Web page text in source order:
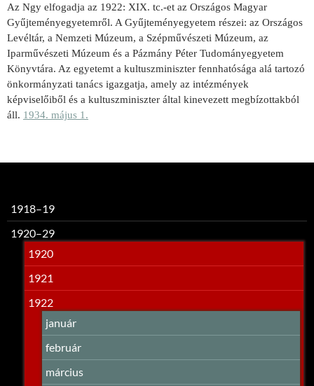
Az Ngy elfogadja az 1922: XIX. tc.-et az Országos Magyar
Gyűjteményegyetemről. A Gyűjteményegyetem részei: az Országos
Levéltár, a Nemzeti Múzeum, a Szép­művészeti Múzeum, az
Iparművészeti Múzeum és a Pázmány Péter Tudo­mányegyetem
Könyvtára. Az egyetemt a kultuszmi­niszter fennhatósága alá tartozó
önkormányzati tanács igazgatja, amely az intéz­mények
képviselőiből és a kultuszmi­niszter által kinevezett megbízottakból
áll. 1934. május 1.
1918–19
1920–29
1920
1921
1922
január
február
március